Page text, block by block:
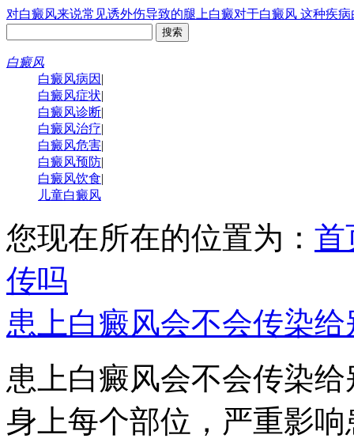
对白癜风来说常见诱外伤导致的腿上白癜对于白癜风 这种疾病
白癜风
白癜风病因 |
白癜风症状|
白癜风诊断|
白癜风治疗|
白癜风危害|
白癜风预防|
白癜风饮食|
儿童白癜风
您现在所在的位置为： 首
传吗
患上白癜风会不会传染给
患上白癜风会不会传染
身上每个部位，严重影